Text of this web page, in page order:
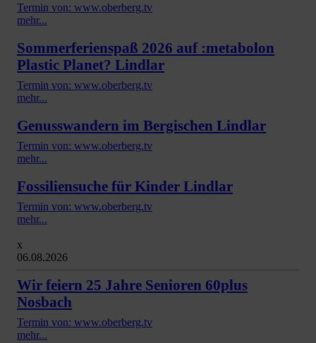
Termin von: www.oberberg.tv
mehr...
Sommerferienspaß 2026 auf :metabolon
Plastic Planet? Lindlar
Termin von: www.oberberg.tv
mehr...
Genusswandern im Bergischen Lindlar
Termin von: www.oberberg.tv
mehr...
Fossiliensuche für Kinder Lindlar
Termin von: www.oberberg.tv
mehr...
x
06.08.2026
Wir feiern 25 Jahre Senioren 60plus
Nosbach
Termin von: www.oberberg.tv
mehr...